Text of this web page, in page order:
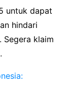
untuk dapat
hindari
Segera klaim